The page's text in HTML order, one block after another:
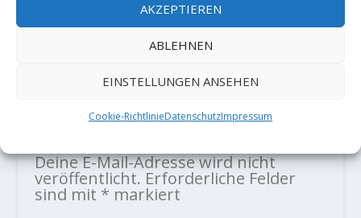
AKZEPTIEREN
ABLEHNEN
EINSTELLUNGEN ANSEHEN
Cookie-RichtlinieDatenschutzImpressum
„Grand Illusion“ 8C+ by Matt Fultz
Deine E-Mail-Adresse wird nicht
veröffentlicht. Erforderliche Felder
sind mit * markiert